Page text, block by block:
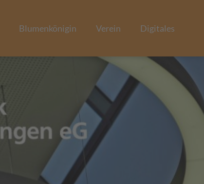
Blumenkönigin Verein Digitales